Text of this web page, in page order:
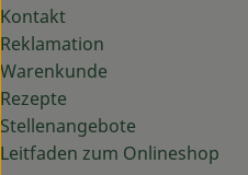
Kontakt
Reklamation
Warenkunde
Rezepte
Stellenangebote
Leitfaden zum Onlineshop